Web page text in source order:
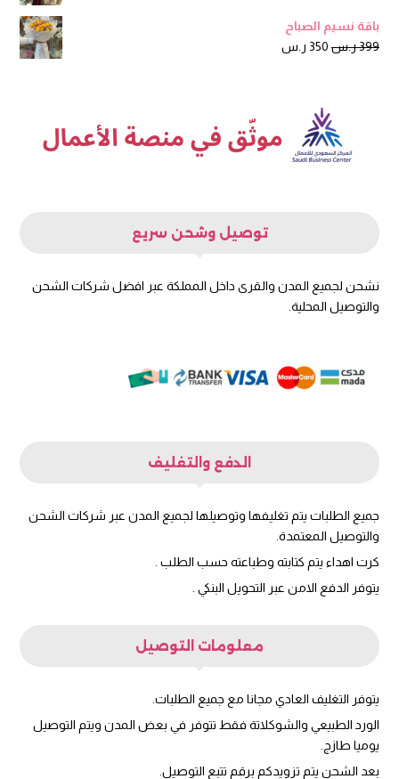
هو:
250 ر.س.
199 ر.س.
باقة نسيم الصباح
399ر.س السعر
399 ر.س.
350 ر.سالسعر
توصيل وشحن سريع
نشحن لجميع المدن والقرى داخل المملكة عبر افضل شركات الشحن
والتوصيل المحلية.
الدفع والتغليف
جميع الطلبات يتم تغليفها وتوصيلها لجميع المدن عبر شركات الشحن
والتوصيل المعتمدة.
كرت اهداء يتم كتابته وطباعته حسب الطلب .
يتوفر الدفع الامن عبر التحويل البنكي .
معلومات التوصيل
يتوفر التغليف العادي مجانا مع جميع الطلبات.
الورد الطبيعي والشوكلاتة فقط تتوفر في بعض المدن ويتم التوصيل
يوميا طازج.
بعد الشحن يتم تزويدكم برقم تتبع التوصيل.